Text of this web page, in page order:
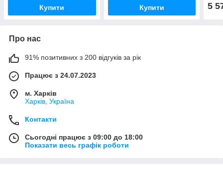
Купити Купити 5
Про нас
91% позитивних з 200 відгуків за рік
Працює з 24.07.2023
м. Харків
Харків, Україна
Контакти
Сьогодні працює з 09:00 до 18:00
Показати весь графік роботи